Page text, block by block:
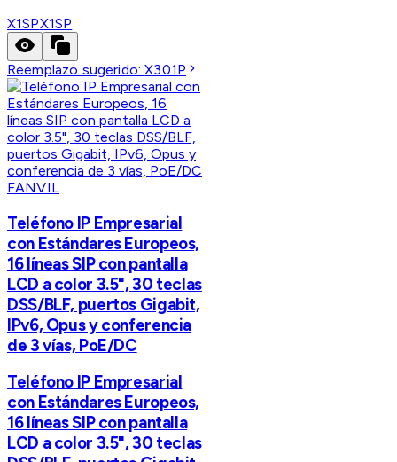
X1SPX1SP
Reemplazo sugerido:X301P
FANVIL
Teléfono IP Empresarial
con Estándares Europeos,
16 líneas SIP con pantalla
LCD a color 3.5", 30 teclas
DSS/BLF, puertos Gigabit,
IPv6, Opus y conferencia
de 3 vías, PoE/DC
Teléfono IP Empresarial
con Estándares Europeos,
16 líneas SIP con pantalla
LCD a color 3.5", 30 teclas